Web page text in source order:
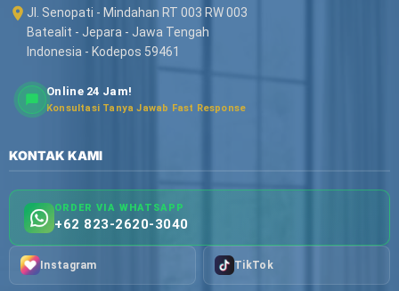
Jl. Senopati - Mindahan RT 003 RW 003
Batealit - Jepara - Jawa Tengah
Indonesia - Kodepos 59461
Online 24 Jam!
Konsultasi Tanya Jawab Fast Response
KONTAK KAMI
ORDER VIA WHATSAPP
+62 823-2620-3040
Instagram TikTok